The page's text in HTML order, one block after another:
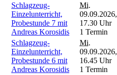
Schlagzeug-
Einzelunterricht,
Probestunde 7 mit
Andreas Korosidis
Mi.
09.09.2026,
17.30 Uhr
1 Termin
Schlagzeug-
Einzelunterricht,
Probestunde 6 mit
Andreas Korosidis
Mi.
09.09.2026,
16.45 Uhr
1 Termin